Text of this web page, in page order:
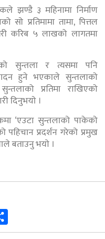
झण्डै ३ महिनामा निर्माण
प्रतिमामा तामा, पित्तल
करिब ५ लाखको लागतमा
सुन्तला र त्यसमा पनि
हुने भएकाले सुन्तलाको
प्रतिमा राखिएको
दिनुभयाे ।
‘एउटा सुन्तलाको पाकेको
प्रदर्शन गरेको प्रमुख
बताउनु भयाे ।